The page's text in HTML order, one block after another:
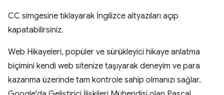
CC simgesine tıklayarak İngilizce altyazıları açıp
kapatabilirsiniz.
Web Hikayeleri, popüler ve sürükleyici hikaye anlatma
biçimini kendi web sitenize taşıyarak deneyim ve para
kazanma üzerinde tam kontrole sahip olmanızı sağlar.